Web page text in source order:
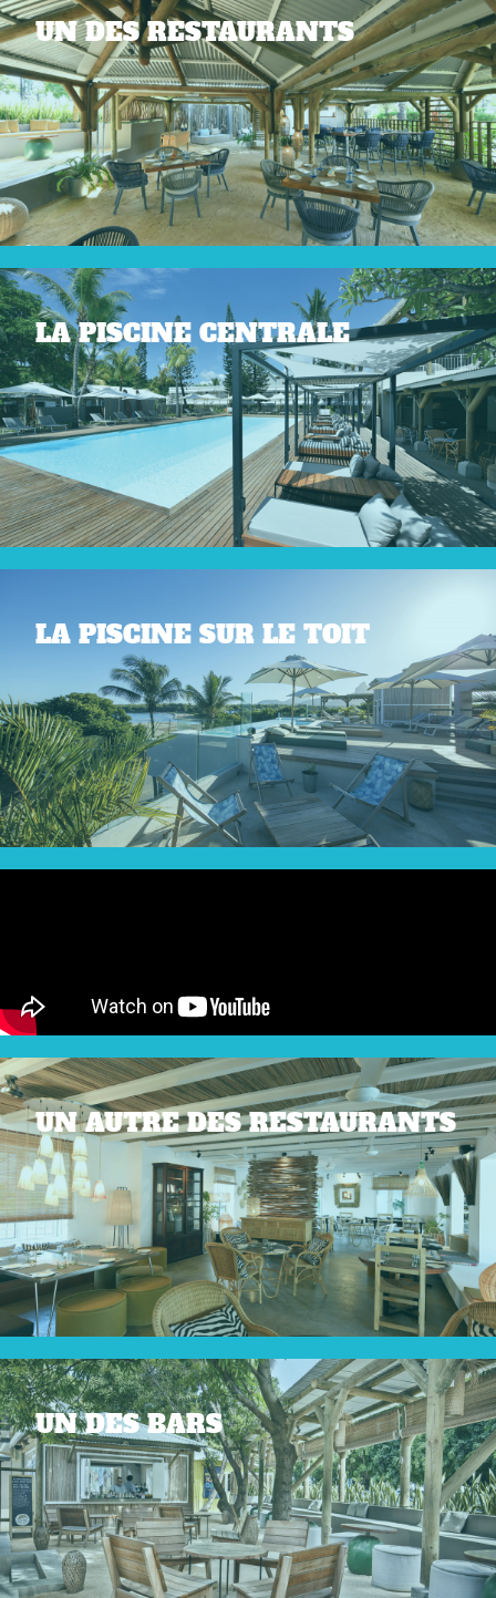
UN DES RESTAURANTS
LA PISCINE CENTRALE
LA PISCINE SUR LE TOIT
UN AUTRE DES RESTAURANTS
UN DES BARS